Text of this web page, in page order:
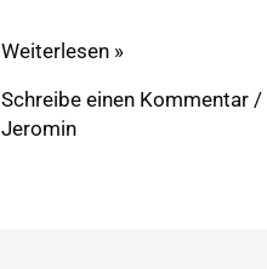
Freenet
LTE
Weiterlesen »
Schreibe einen Kommentar /
Jeromin